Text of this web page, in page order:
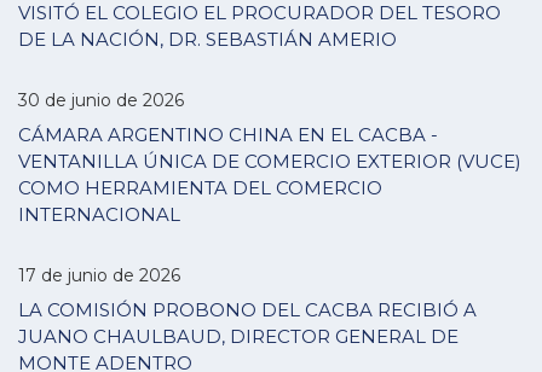
VISITÓ EL COLEGIO EL PROCURADOR DEL TESORO
DE LA NACIÓN, DR. SEBASTIÁN AMERIO
30 de junio de 2026
CÁMARA ARGENTINO CHINA EN EL CACBA -
VENTANILLA ÚNICA DE COMERCIO EXTERIOR (VUCE)
COMO HERRAMIENTA DEL COMERCIO
INTERNACIONAL
17 de junio de 2026
LA COMISIÓN PROBONO DEL CACBA RECIBIÓ A
JUANO CHAULBAUD, DIRECTOR GENERAL DE
MONTE ADENTRO